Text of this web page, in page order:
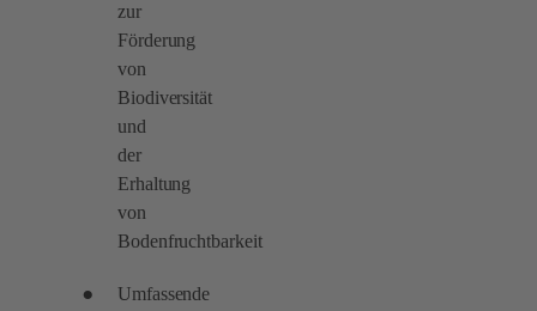
zur
Förderung
von
Biodiversität
und
der
Erhaltung
von
Bodenfruchtbarkeit
Umfassende